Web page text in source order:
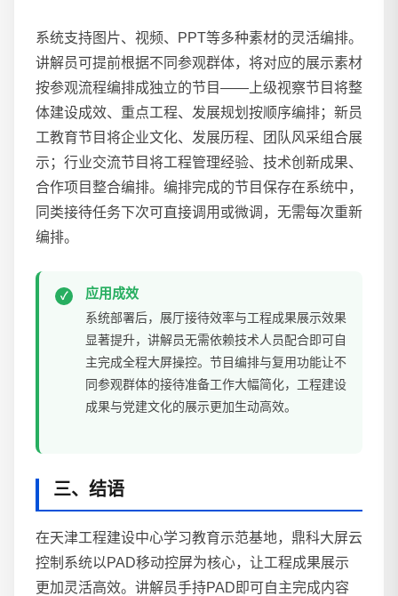
系统支持图片、视频、PPT等多种素材的灵活编排。
讲解员可提前根据不同参观群体，将对应的展示素材
按参观流程编排成独立的节目——上级视察节目将整
体建设成效、重点工程、发展规划按顺序编排；新员
工教育节目将企业文化、发展历程、团队风采组合展
示；行业交流节目将工程管理经验、技术创新成果、
合作项目整合编排。编排完成的节目保存在系统中，
同类接待任务下次可直接调用或微调，无需每次重新
编排。
应用成效
系统部署后，展厅接待效率与工程成果展示效果
显著提升，讲解员无需依赖技术人员配合即可自
主完成全程大屏操控。节目编排与复用功能让不
同参观群体的接待准备工作大幅简化，工程建设
成果与党建文化的展示更加生动高效。
三、结语
在天津工程建设中心学习教育示范基地，鼎科大屏云
控制系统以PAD移动控屏为核心，让工程成果展示
更加灵活高效。讲解员手持PAD即可自主完成内容